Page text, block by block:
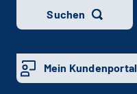
Suchen
Mein Kundenportal